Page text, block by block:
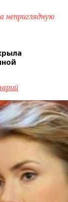
неприглядную